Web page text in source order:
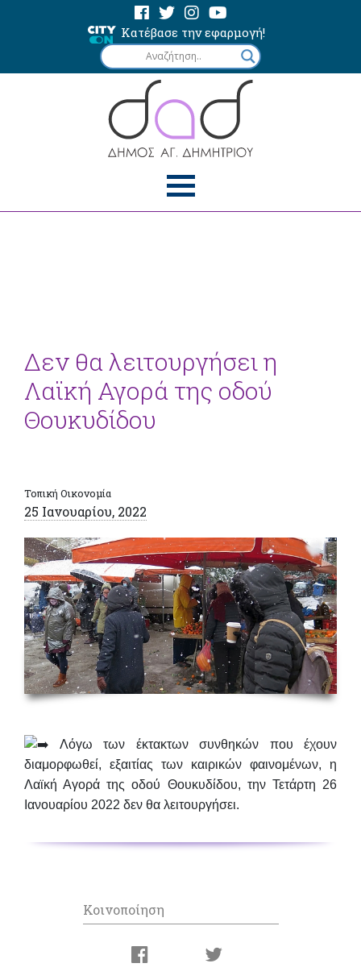
Κατέβασε την εφαρμογή!
Δεν θα λειτουργήσει η
Λαϊκή Αγορά της οδού
Θουκυδίδου
Τοπική Οικονομία
25 Ιανουαρίου, 2022
Λόγω των έκτακτων συνθηκών που έχουν
διαμορφωθεί, εξαιτίας των καιρικών φαινομένων, η
Λαϊκή Αγορά της οδού Θουκυδίδου, την Τετάρτη 26
Ιανουαρίου 2022 δεν θα λειτουργήσει.
Κοινοποίηση